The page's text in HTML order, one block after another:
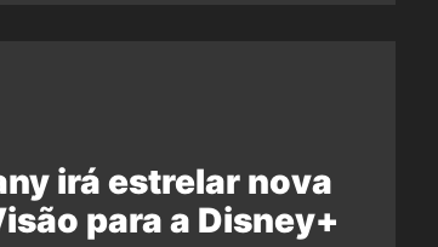
irá estrelar nova
para a Disney+